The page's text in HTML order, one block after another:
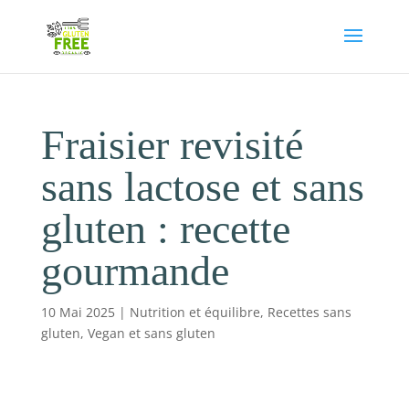
Fraisier revisité
sans lactose et sans
gluten : recette
gourmande
10 Mai 2025| Nutrition et équilibre, Recettes sans
gluten, Vegan et sans gluten